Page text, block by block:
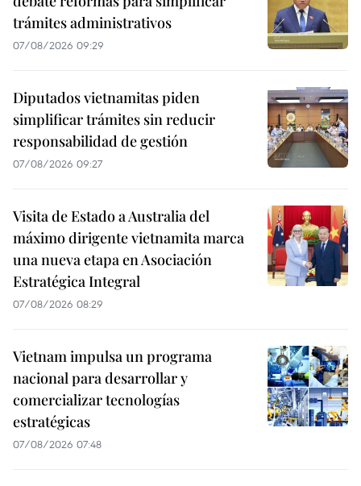
trámites administrativos
07/08/2026 09:29
Diputados vietnamitas piden
simplificar trámites sin reducir
responsabilidad de gestión
07/08/2026 09:27
Visita de Estado a Australia del
máximo dirigente vietnamita marca
una nueva etapa en Asociación
Estratégica Integral
07/08/2026 08:29
Vietnam impulsa un programa
nacional para desarrollar y
comercializar tecnologías
estratégicas
07/08/2026 07:48